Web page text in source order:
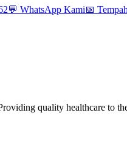
💬 WhatsApp Kami📅
quality healthcare to